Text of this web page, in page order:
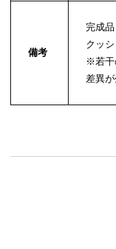
備考
完成品
クッ
※若干
差異